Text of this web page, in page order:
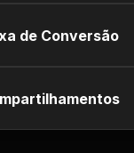
de Conversão